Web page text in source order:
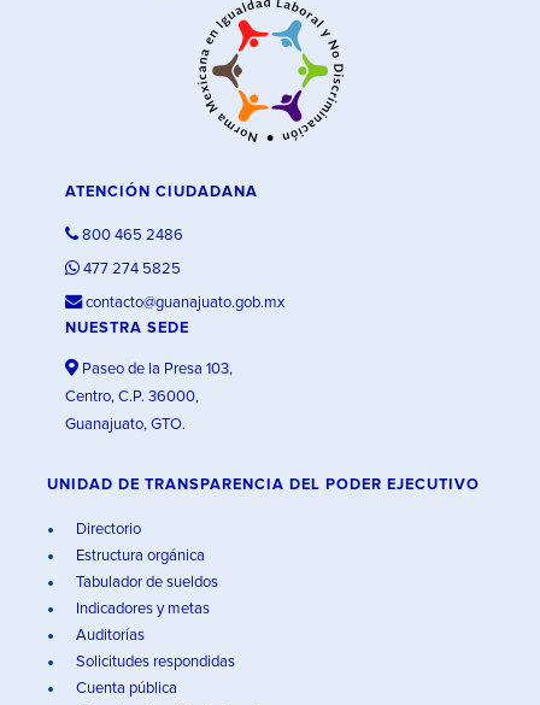
ATENCIÓN CIUDADANA
800 465 2486
477 274 5825
contacto@guanajuato.gob.mx
NUESTRA SEDE
Paseo de la Presa 103,
Centro, C.P. 36000,
Guanajuato, GTO.
UNIDAD DE TRANSPARENCIA DEL PODER EJECUTIVO
Directorio
Estructura orgánica
Tabulador de sueldos
Indicadores y metas
Auditorías
Solicitudes respondidas
Cuenta pública